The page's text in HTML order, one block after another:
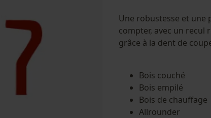
Une robustesse et une
compter, avec un recul
grâce à la dent de
Bois couché
Bois empilé
Bois de chauffage
Allrounder